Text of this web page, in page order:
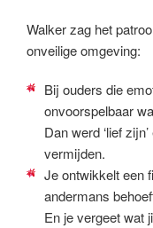
Walker zag het
onveilige omgeving:
Bij ouders die
onvoorspelbaar
Dan werd ‘lief
vermijden.
Je ontwikkelt een
andermans
En je vergeet wat